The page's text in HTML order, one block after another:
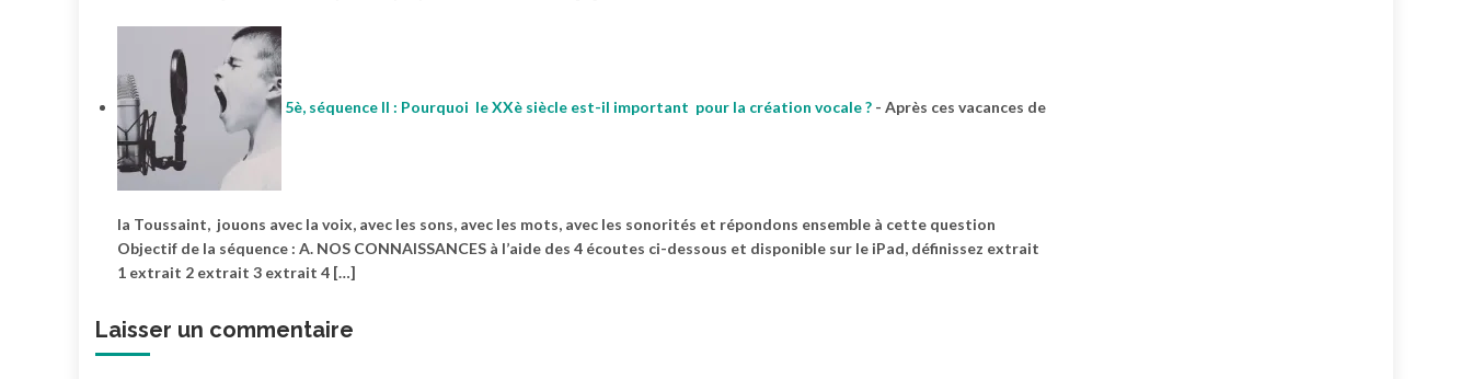
5è, séquence II : Pourquoi le XXè siècle est-il important pour la création vocale ? - Après ces vacances de
la Toussaint, jouons avec la voix, avec les sons, avec les mots, avec les sonorités et répondons ensemble à cette question
Objectif de la séquence : A. NOS CONNAISSANCES à l’aide des 4 écoutes ci-dessous et disponible sur le iPad, définissez extrait
1 extrait 2 extrait 3 extrait 4 […]
Laisser un commentaire